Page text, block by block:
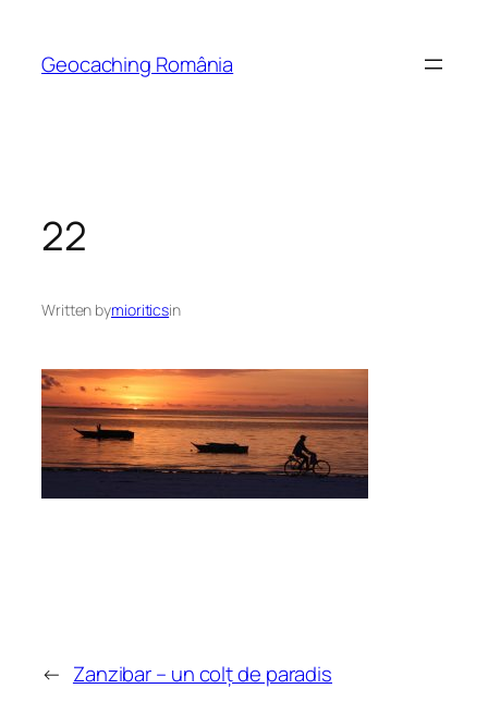
content
Geocaching România
22
Written bymioriticsin
← Zanzibar – un colț de paradis